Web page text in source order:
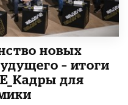
новых
– итоги
для